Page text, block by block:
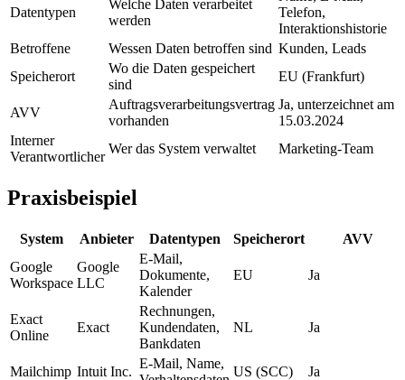
Datentypen
Welche Daten verarbeitet
werden
Telefon,
Interaktionshistorie
Betroffene
Wessen Daten betroffen sind Kunden, Leads
Speicherort
Wo die Daten gespeichert
sind
EU (Frankfurt)
AVV
Auftragsverarbeitungsvertrag
vorhanden
Ja, unterzeichnet am
15.03.2024
Interner
Verantwortlicher
Wer das System verwaltet Marketing-Team
Praxisbeispiel
System Anbieter Datentypen Speicherort
AVV
Google
Workspace
Google
LLC
E-Mail,
Dokumente,
Kalender
EU Ja
Exact
Online
Exact
Rechnungen,
Kundendaten,
Bankdaten
NL Ja
Mailchimp Intuit Inc.
E-Mail, Name,
US (SCC) Ja